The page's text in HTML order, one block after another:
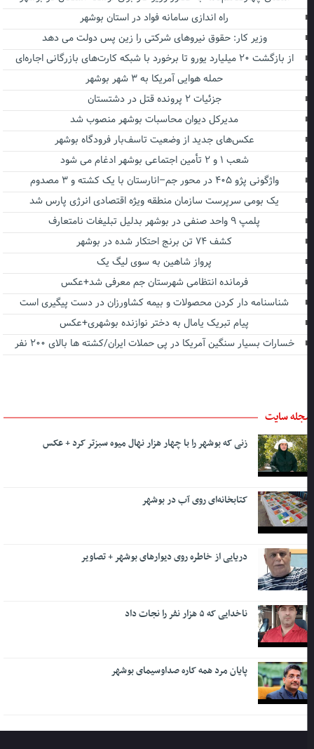
راه اندازی سامانه فواد در استان بوشهر
وزیر کار: حقوق نیروهای شرکتی را زین پس دولت می دهد
از بازگشت ۲۰ میلیارد یورو تا برخورد با شبکه کارت‌های بازرگانی اجاره‌ای
حمله هوایی آمریکا به ۳ شهر بوشهر
جزئیات ۲ پرونده قتل در دشتستان
مدیرکل دیوان محاسبات بوشهر منصوب شد
عکس‌های جدید از وضعیت تاسف‌بار فرودگاه بوشهر
شعب ۱ و ۲ تأمین اجتماعی بوشهر ادغام می شود
واژگونی پژو ۴۰۵ در محور جم–انارستان با یک کشته و ۳ مصدوم
یک بومی سرپرست سازمان منطقه ویژه اقتصادی انرژی پارس شد
پلمپ ۹ واحد صنفی در بوشهر بدلیل تبلیغات نامتعارف
کشف ۷۴ تن برنج احتکار شده در بوشهر
پرواز شاهین به سوی لیگ یک
فرمانده انتظامی شهرستان جم معرفی شد+عکس
شناسنامه دار کردن محصولات و بیمه کشاورزان در دست پیگیری است
پیام تبریک یامال به دختر نوازنده بوشهری+عکس
خسارات بسیار سنگین آمریکا در پی حملات ایران/کشته ها بالای ۲۰۰ نفر
سایت
زنی که بوشهر را با چهار هزار نهال میوه سبزتر کرد + عکس
کتابخانه‌ای روی آب در بوشهر
دریایی از خاطره روی دیوارهای بوشهر + تصاویر
ناخدایی که ۵ هزار نفر را نجات داد
پایان مرد همه کاره صداوسیمای بوشهر